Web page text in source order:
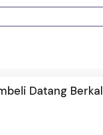
Datang